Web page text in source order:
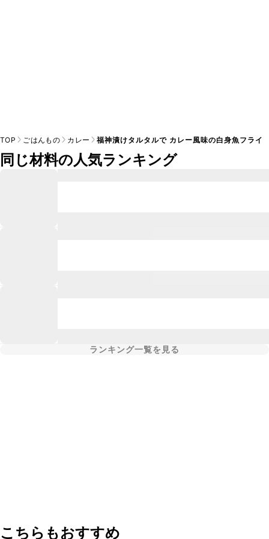
TOP ごはんもの カレー 福神漬けタルタルで カレー風味の白身魚フライ
同じ材料の人気ランキング
ランキング一覧を見る
こちらもおすすめ